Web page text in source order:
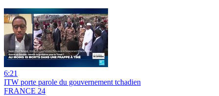
6:21
ITW porte parole du gouvernement tchadien
FRANCE 24